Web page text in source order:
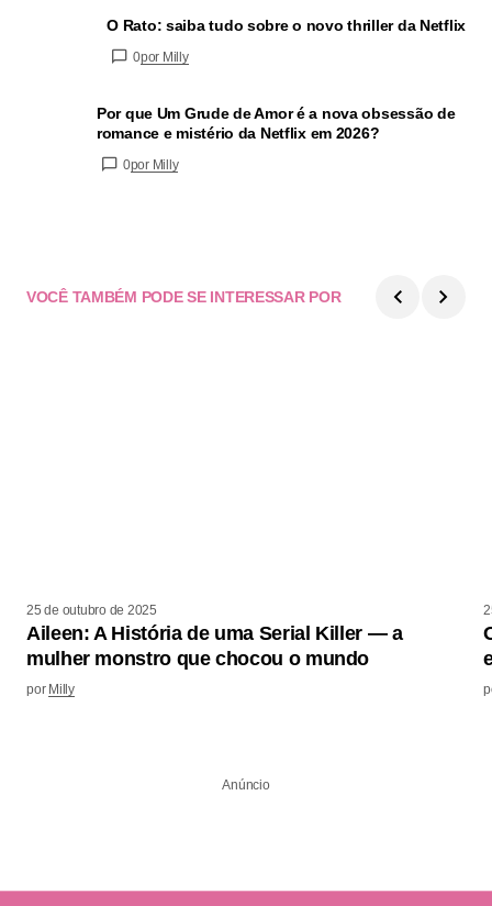
O Rato: saiba tudo sobre o novo thriller da Netflix
0por Milly
Por que Um Grude de Amor é a nova obsessão de
romance e mistério da Netflix em 2026?
0por Milly
VOCÊ TAMBÉM PODE SE INTERESSAR POR
25 de outubro de 2025
Aileen: A História de uma Serial Killer — a
mulher monstro que chocou o mundo
por Milly
Anúncio